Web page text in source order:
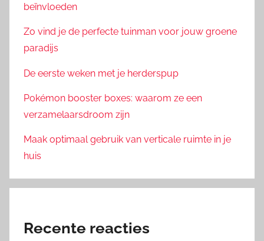
beïnvloeden
Zo vind je de perfecte tuinman voor jouw groene
paradijs
De eerste weken met je herderspup
Pokémon booster boxes: waarom ze een
verzamelaarsdroom zijn
Maak optimaal gebruik van verticale ruimte in je
huis
Recente reacties